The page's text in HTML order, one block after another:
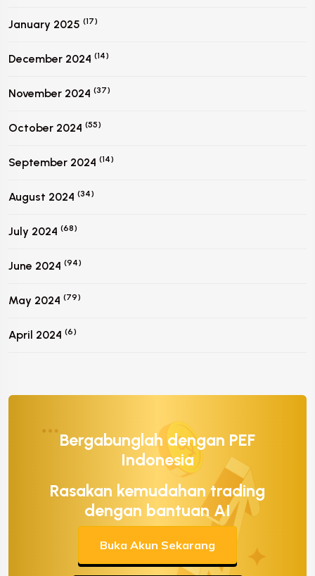
January 2025 (17)
December 2024 (14)
November 2024 (37)
October 2024 (55)
September 2024 (14)
August 2024 (34)
July 2024 (68)
June 2024 (94)
May 2024 (79)
April 2024 (6)
Bergabunglah dengan PEF
Indonesia
Rasakan kemudahan trading
dengan bantuan AI
Buka Akun Sekarang